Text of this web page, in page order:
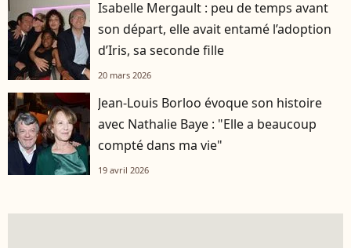
Isabelle Mergault : peu de temps avant
son départ, elle avait entamé l’adoption
d’Iris, sa seconde fille
20 mars 2026
Jean-Louis Borloo évoque son histoire
avec Nathalie Baye : "Elle a beaucoup
compté dans ma vie"
19 avril 2026